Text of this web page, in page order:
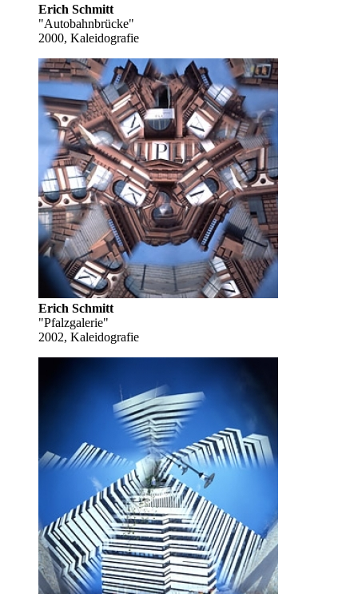
Erich Schmitt
"Autobahnbrücke"
2000, Kaleidografie
Erich Schmitt
"Pfalzgalerie"
2002, Kaleidografie